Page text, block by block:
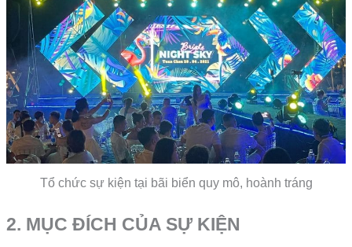
Tổ chức sự kiện tại bãi biển quy mô, hoành tráng
2. MỤC ĐÍCH CỦA SỰ KIỆN